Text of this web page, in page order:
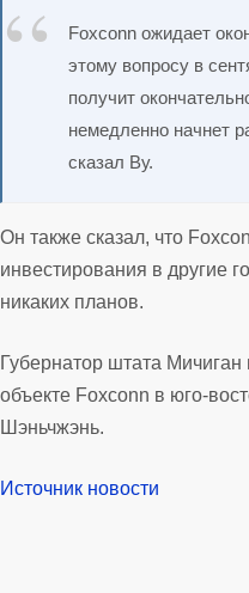
Foxconn ожидает
этому вопросу в
получит
немедленно начнет
сказал Ву.
Он также сказал, что
инвестирования в другие
никаких планов.
Губернатор штата Мичиган
объекте Foxconn в юго-
Шэньчжэнь.
Источник новости